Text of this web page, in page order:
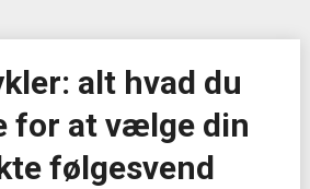
alt hvad du
for at vælge din
følgesvend